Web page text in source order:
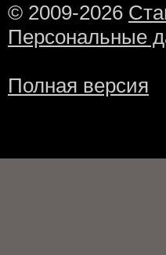
© 2009-2026
Персональные
Полная версия